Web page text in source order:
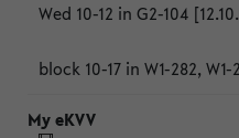
Wed 10-12 in G2-104
block 10-17 in W1-282,